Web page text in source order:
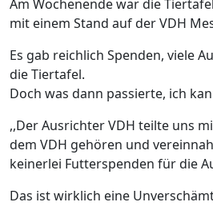
Am Wochenende war die
mit einem Stand auf der VDH
Es gab reichlich Spenden, viele
die Tiertafel.
Doch was dann passierte, ich
,,Der Ausrichter VDH teilte uns
dem VDH gehören und
keinerlei Futterspenden für die
Das ist wirklich eine